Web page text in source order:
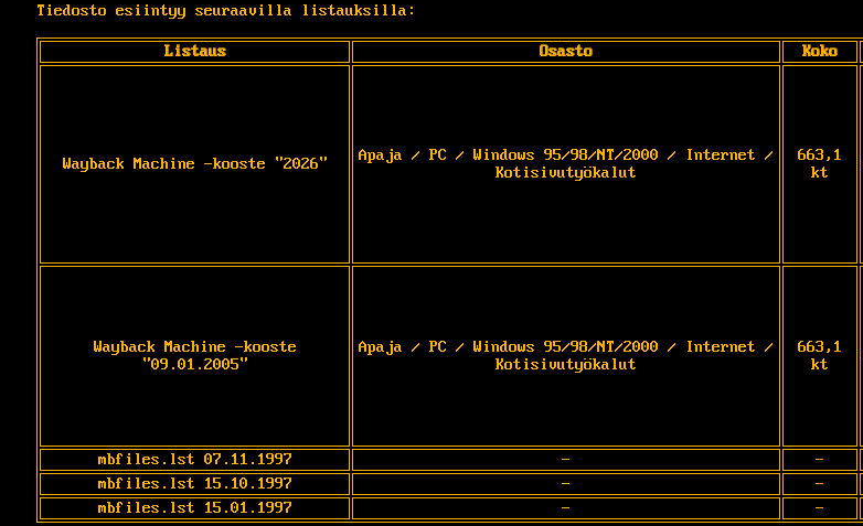
Tiedosto esiintyy seuraavilla listauksilla:
Listaus Osasto Koko
Wayback Machine -kooste "2026"
Apaja / PC / Windows 95/98/NT/2000 / Internet /
Kotisivutyökalut
663,1
kt
Wayback Machine -kooste
"09.01.2005"
Apaja / PC / Windows 95/98/NT/2000 / Internet /
Kotisivutyökalut
663,1
kt
mbfiles.lst 07.11.1997 - -
mbfiles.lst 15.10.1997
- -
mbfiles.lst 15.01.1997
- -